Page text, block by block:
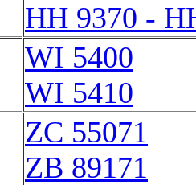
HH 9370 -
WI 5400
WI 5410
ZC 55071
ZB 89171